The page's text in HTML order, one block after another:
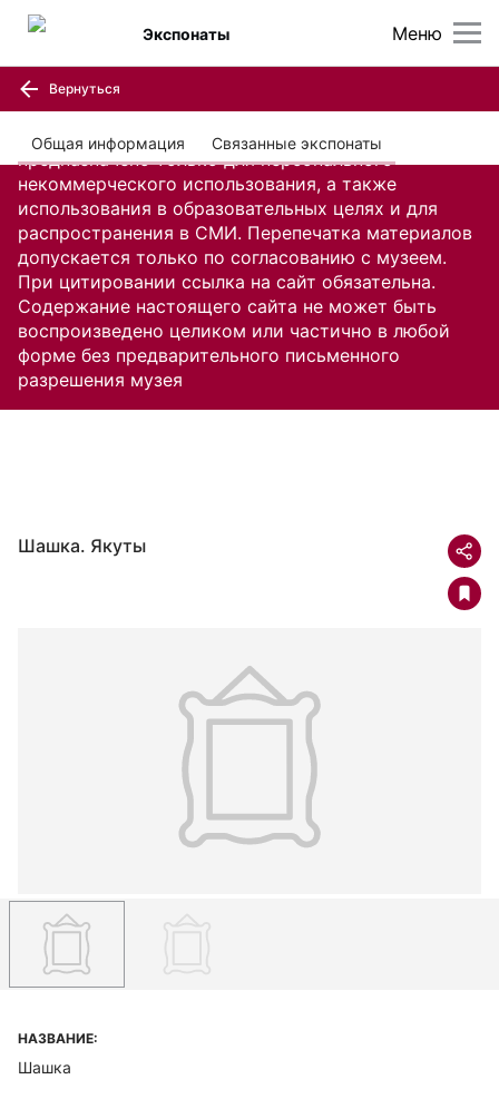
Содержание настоящего сайта, включая все
изображения и текстовую информацию,
предназначено только для персонального
некоммерческого использования, а также
использования в образовательных целях и для
распространения в СМИ. Перепечатка материалов
допускается только по согласованию с музеем.
При цитировании ссылка на сайт обязательна.
Содержание настоящего сайта не может быть
воспроизведено целиком или частично в любой
форме без предварительного письменного
разрешения музея
Меню
Экспонаты
Вернуться
Общая информация Связанные экспонаты
Шашка. Якуты
НАЗВАНИЕ:
Шашка